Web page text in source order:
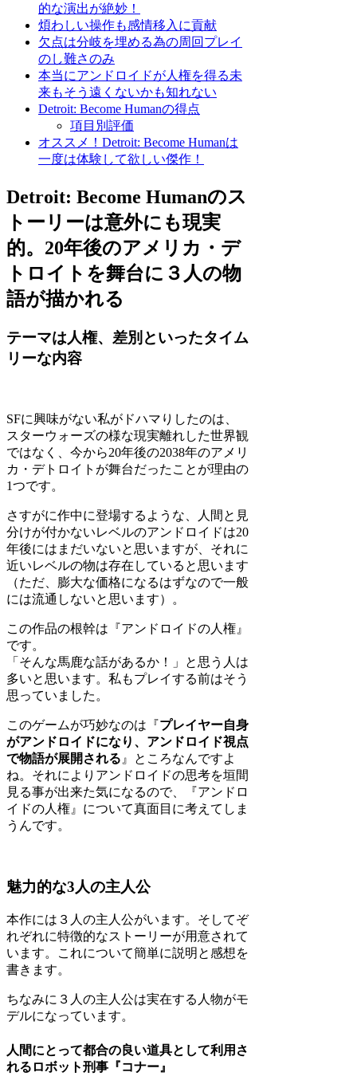
的な演出が絶妙！
煩わしい操作も感情移入に貢献
欠点は分岐を埋める為の周回プレイ
のし難さのみ
本当にアンドロイドが人権を得る未
来もそう遠くないかも知れない
Detroit: Become Humanの得点
項目別評価
オススメ！Detroit: Become Humanは
一度は体験して欲しい傑作！
Detroit: Become Humanのス
トーリーは意外にも現実
的。20年後のアメリカ・デ
トロイトを舞台に３人の物
語が描かれる
テーマは人権、差別といったタイム
リーな内容
SFに興味がない私がドハマりしたのは、
スターウォーズの様な現実離れした世界観
ではなく、今から20年後の2038年のアメリ
カ・デトロイトが舞台だったことが理由の
1つです。
さすがに作中に登場するような、人間と見
分けが付かないレベルのアンドロイドは20
年後にはまだいないと思いますが、それに
近いレベルの物は存在していると思います
（ただ、膨大な価格になるはずなので一般
には流通しないと思います）。
この作品の根幹は『アンドロイドの人権』
です。
「そんな馬鹿な話があるか！」と思う人は
多いと思います。私もプレイする前はそう
思っていました。
このゲームが巧妙なのは『プレイヤー自身
がアンドロイドになり、アンドロイド視点
で物語が展開される 』ところなんですよ
ね。それによりアンドロイドの思考を垣間
見る事が出来た気になるので、『アンドロ
イドの人権』について真面目に考えてしま
うんです。
魅力的な3人の主人公
本作には３人の主人公がいます。そしてぞ
れぞれに特徴的なストーリーが用意されて
います。これについて簡単に説明と感想を
書きます。
ちなみに３人の主人公は実在する人物がモ
デルになっています。
人間にとって都合の良い道具として利用さ
れるロボット刑事『コナー』